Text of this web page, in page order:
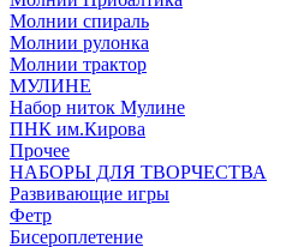
Молнии спираль
Молнии рулонка
Молнии трактор
МУЛИНЕ
Набор ниток Мулине
ПНК им.Кирова
Прочее
НАБОРЫ ДЛЯ ТВОРЧЕСТВА
Развивающие игры
Фетр
Бисероплетение